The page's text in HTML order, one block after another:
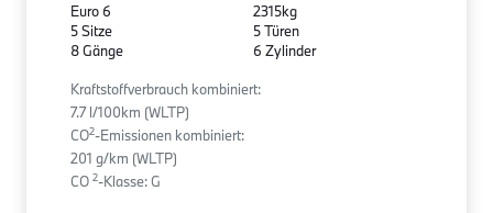
Euro 6
5 Sitze
8 Gänge
2315kg
5 Türen
6 Zylinder
Kraftstoffverbrauch kombiniert:
7.7 l/100km (WLTP)
CO2-Emissionen kombiniert:
201 g/km (WLTP)
CO 2-Klasse: G